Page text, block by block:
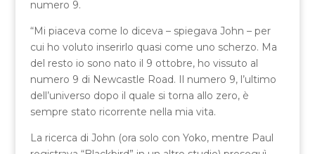
numero 9.
“Mi piaceva come lo diceva – spiegava John – per
cui ho voluto inserirlo quasi come uno scherzo. Ma
del resto io sono nato il 9 ottobre, ho vissuto al
numero 9 di Newcastle Road. Il numero 9, l’ultimo
dell’universo dopo il quale si torna allo zero, è
sempre stato ricorrente nella mia vita.
La ricerca di John (ora solo con Yoko, mentre Paul